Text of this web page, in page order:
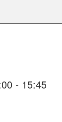
- 15:45